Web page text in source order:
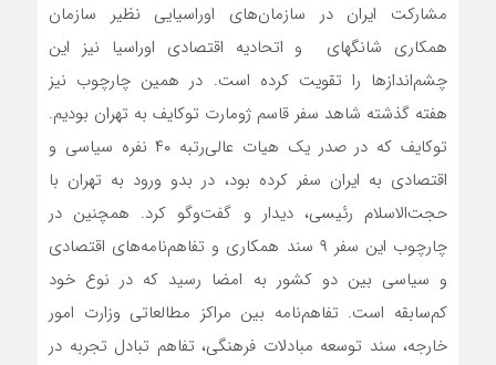
مشارکت ایران در سازمان‌های اوراسیایی نظیر سازمان
همکاری شانگهای و اتحادیه اقتصادی اوراسیا نیز این
چشم‌اندازها را تقویت کرده است. در همین چارچوب نیز
هفته گذشته شاهد سفر قاسم ژومارت توکایف به تهران بودیم.
توکایف که در صدر یک هیات عالی‌رتبه ۴۰ نفره سیاسی و
اقتصادی به ایران سفر کرده بود، در بدو ورود به تهران با
حجت‌الاسلام رئیسی، دیدار و گفت‌و‌گو کرد. همچنین در
چارچوب این سفر ۹ سند همکاری و تفاهم‌نامه‌های اقتصادی
و سیاسی بین دو کشور به امضا رسید که در نوع خود
کم‌سابقه است. تفاهم‌نامه بین مراکز مطالعاتی وزارت امور
خارجه، سند توسعه مبادلات فرهنگی، تفاهم تبادل تجربه در